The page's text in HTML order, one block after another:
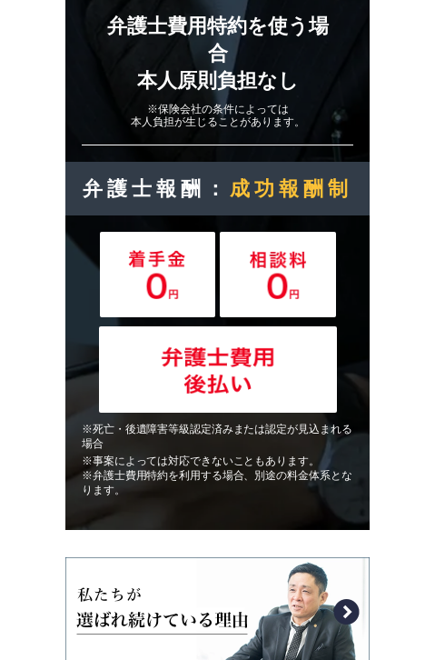
弁護士費用特約を使う場
合
本人原則負担なし
※保険会社の条件によっては
本人負担が生じることがあります。
弁護士報酬： 成功報酬制
※死亡・後遺障害等級認定済みまたは認定が見込まれる
場合
※事案によっては対応できないこともあります。
※弁護士費用特約を利用する場合、別途の料金体系とな
ります。